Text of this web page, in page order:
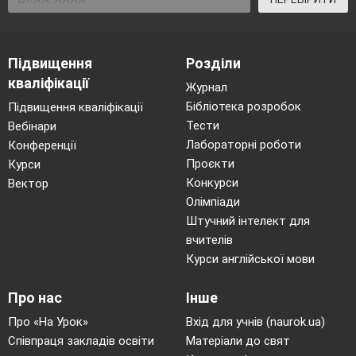
Вивчити вірш Т. Г. Шевченка «Садок
вишневий коло хати» напам’ять. За
бажанням намалювати до нього
Підвищення
кваліфікації
Підвищення кваліфікації
Вебінари
Конференції
Курси
Вектор
Розділи
Журнал
Бібліотека розробок
Тести
Лабораторні роботи
Проєкти
Конкурси
Олімпіади
Штучний інтелект для
вчителів
Курси англійської мови
Про нас
Про «На Урок»
Співпраця закладів освіти
Інше
Вхід для учнів (naurok.ua)
Матеріали до свят